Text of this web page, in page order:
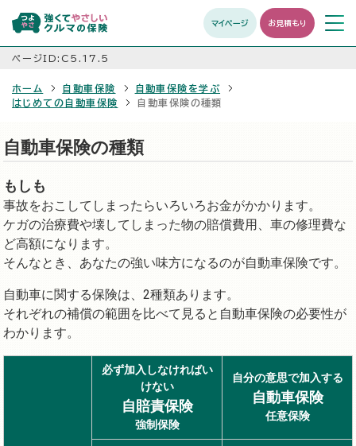
マイページ お見積もり メニュ
開く
ページID:C5.17.5
ホーム 自動車保険
自動車保険を学ぶ
はじめての自動車保険
自動車保険の種類
自動車保険の種類
もしも
事故をおこしてしまったらいろいろお金がかかります。
ケガの治療費や壊してしまった物の賠償費用、車の修理費な
ど高額になります。
そんなとき、あなたの強い味方になるのが自動車保険です。
自動車に関する保険は、2種類あります。
それぞれの補償の範囲を比べて見ると自動車保険の必要性が
わかります。
必ず加入しなければい
けない
自賠責保険
強制保険
自分の意思で加入する
自動車保険
任意保険